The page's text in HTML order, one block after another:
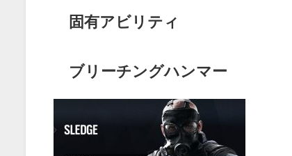
固有アビリティ
ブリーチングハンマー